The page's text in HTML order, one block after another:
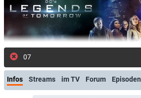
07.08.: Neue Folge: Cäsar und die Z
Infos Streams im TV Forum Episoden